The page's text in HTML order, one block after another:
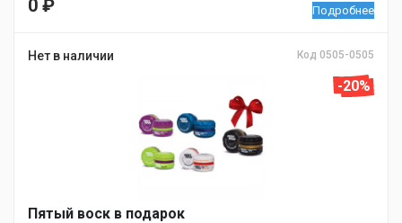
0 ₽ Подробнее
Нет в наличии Код 0505-0505
-20%
Пятый воск в подарок